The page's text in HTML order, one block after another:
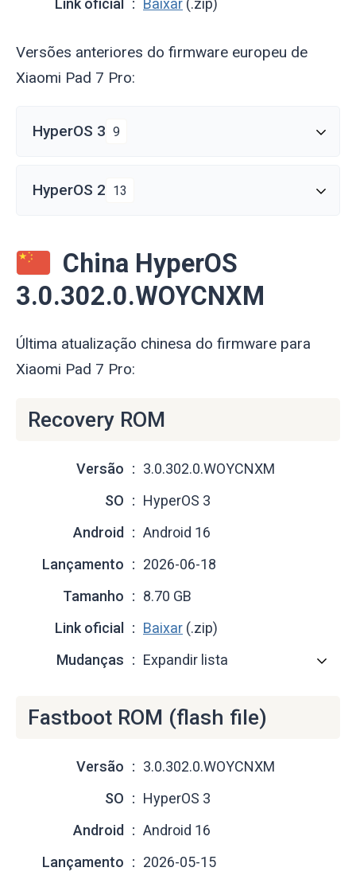
Link oficial
Baixar (.zip)
Versões anteriores do firmware europeu de
Xiaomi Pad 7 Pro:
HyperOS 3 9
HyperOS 2 13
China HyperOS
3.0.302.0.WOYCNXM
Última atualização chinesa do firmware para
Xiaomi Pad 7 Pro:
Recovery ROM
Versão
3.0.302.0.WOYCNXM
SO
HyperOS 3
Android
Android 16
Lançamento
2026-06-18
Tamanho
8.70 GB
Link oficial
Baixar (.zip)
Mudanças
Expandir lista
Fastboot ROM (flash file)
Versão
3.0.302.0.WOYCNXM
SO
HyperOS 3
Android
Android 16
Lançamento
2026-05-15